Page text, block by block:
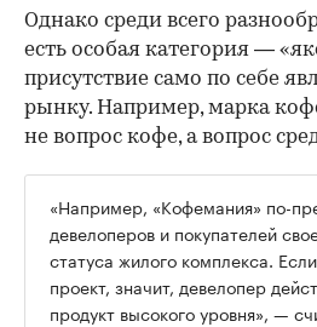
Однако среди всего
есть особая категория —
присутствие само по себе
рынку. Например, марка
не вопрос кофе, а вопрос
«Например, «Кофемания» по-
девелоперов и покупателей
статуса жилого комплекса.
проект, значит, девелопер
продукт высокого уровня», —